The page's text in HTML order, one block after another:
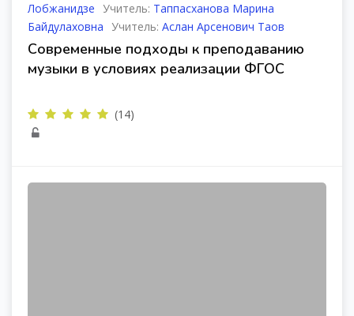
Лобжанидзе Учитель: Таппасханова Марина
Байдулаховна Учитель: Аслан Арсенович Таов
Современные подходы к преподаванию
музыки в условиях реализации ФГОС
(14)